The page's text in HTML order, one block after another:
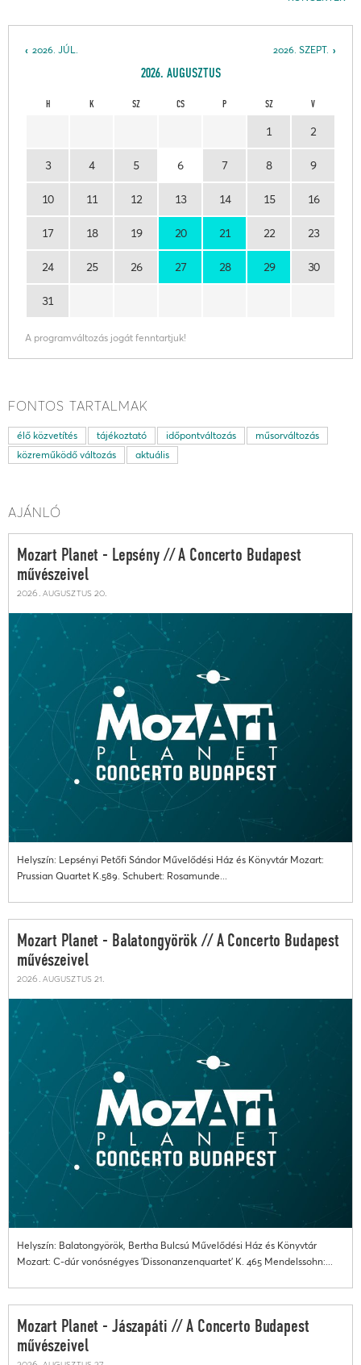
2026. SZEPT.
2026. JÚL.
2026. AUGUSZTUS
H K SZ CS P SZ V
1 2
3 4 5 6 7 8 9
10 11 12 13 14 15 16
17 18 19 20 21 22 23
24 25 26 27 28 29 30
31
A programváltozás jogát fenntartjuk!
FONTOS TARTALMAK
élő közvetítés tájékoztató időpontváltozás
műsorváltozás
közreműködő változás
aktuális
AJÁNLÓ
Mozart Planet - Lepsény // A Concerto Budapest
művészeivel
2026. augusztus 20.
Helyszín: Lepsényi Petőfi Sándor Művelődési Ház és Könyvtár Mozart:
Prussian Quartet K.589. Schubert: Rosamunde...
Mozart Planet - Balatongyörök // A Concerto Budapest
művészeivel
2026. augusztus 21.
Helyszín: Balatongyörök, Bertha Bulcsú Művelődési Ház és Könyvtár
Mozart: C-dúr vonósnégyes 'Dissonanzenquartet' K. 465 Mendelssohn:...
Mozart Planet - Jászapáti // A Concerto Budapest
művészeivel